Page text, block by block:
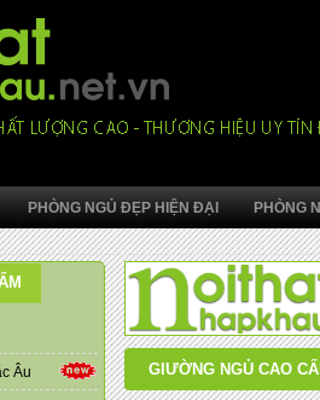
PHÒNG NGỦ ĐẸP HIỆN ĐẠI PHÒNG
Âu GIƯỜNG NGỦ CAO